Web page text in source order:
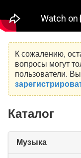
К сожалению,
вопросы могут
пользователи.
Каталог
Музыка